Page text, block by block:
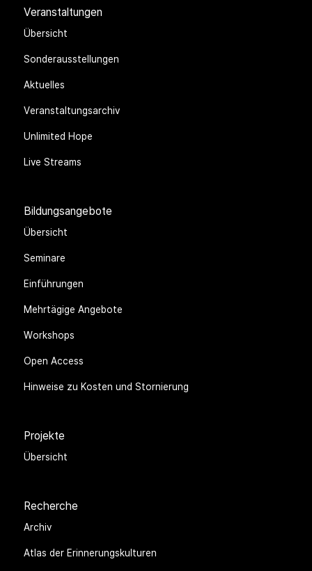
Veranstaltungen
Übersicht
Sonderausstellungen
Aktuelles
Veranstaltungsarchiv
Unlimited Hope
Live Streams
Bildungsangebote
Übersicht
Seminare
Einführungen
Mehrtägige Angebote
Workshops
Open Access
Hinweise zu Kosten und Stornierung
Projekte
Übersicht
Recherche
Archiv
Atlas der Erinnerungskulturen